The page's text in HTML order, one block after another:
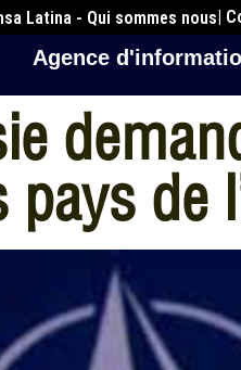
Latina - Qui sommes nous|
Agence
de